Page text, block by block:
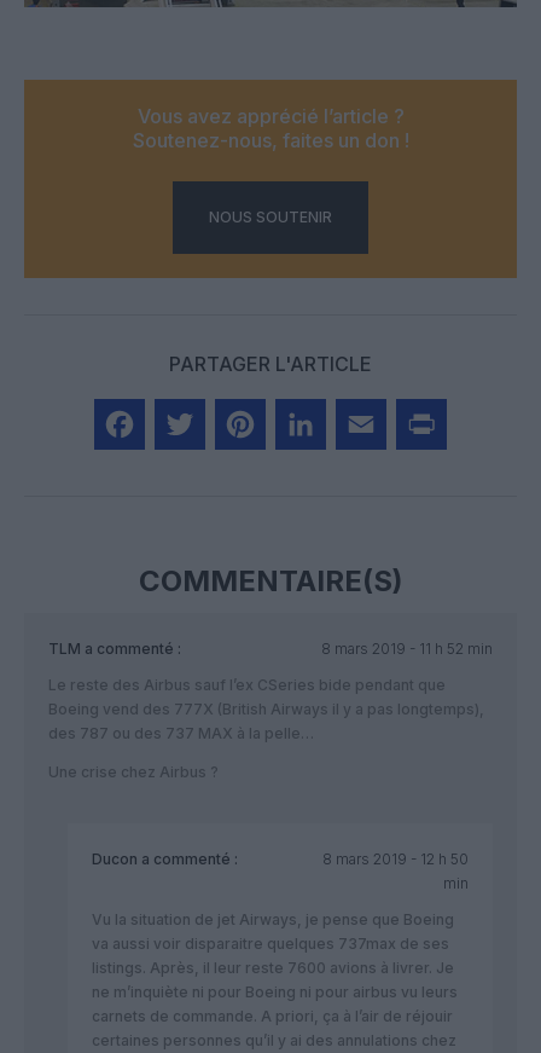
Vous avez apprécié l’article ?
Soutenez-nous, faites un don !
NOUS SOUTENIR
PARTAGER L'ARTICLE
COMMENTAIRE(S)
TLM a commenté :
8 mars 2019 - 11 h 52 min
Le reste des Airbus sauf l’ex CSeries bide pendant que
Boeing vend des 777X (British Airways il y a pas longtemps),
des 787 ou des 737 MAX à la pelle…
Une crise chez Airbus ?
Ducon a commenté :
8 mars 2019 - 12 h 50
min
Vu la situation de jet Airways, je pense que Boeing
va aussi voir disparaitre quelques 737max de ses
listings. Après, il leur reste 7600 avions à livrer. Je
ne m’inquiète ni pour Boeing ni pour airbus vu leurs
carnets de commande. A priori, ça à l’air de réjouir
certaines personnes qu’il y ai des annulations chez